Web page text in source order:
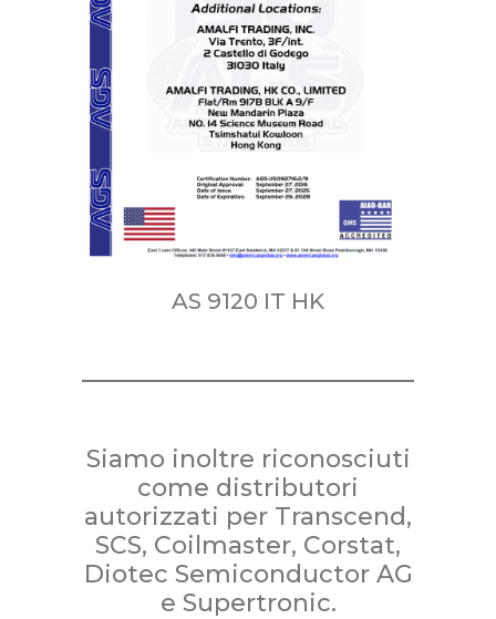
AS 9120 IT HK
Siamo inoltre riconosciuti
come distributori
autorizzati per Transcend,
SCS, Coilmaster, Corstat,
Diotec Semiconductor AG
e Supertronic.